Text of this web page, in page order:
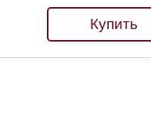
Купить